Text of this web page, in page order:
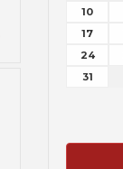
10
17
24
31